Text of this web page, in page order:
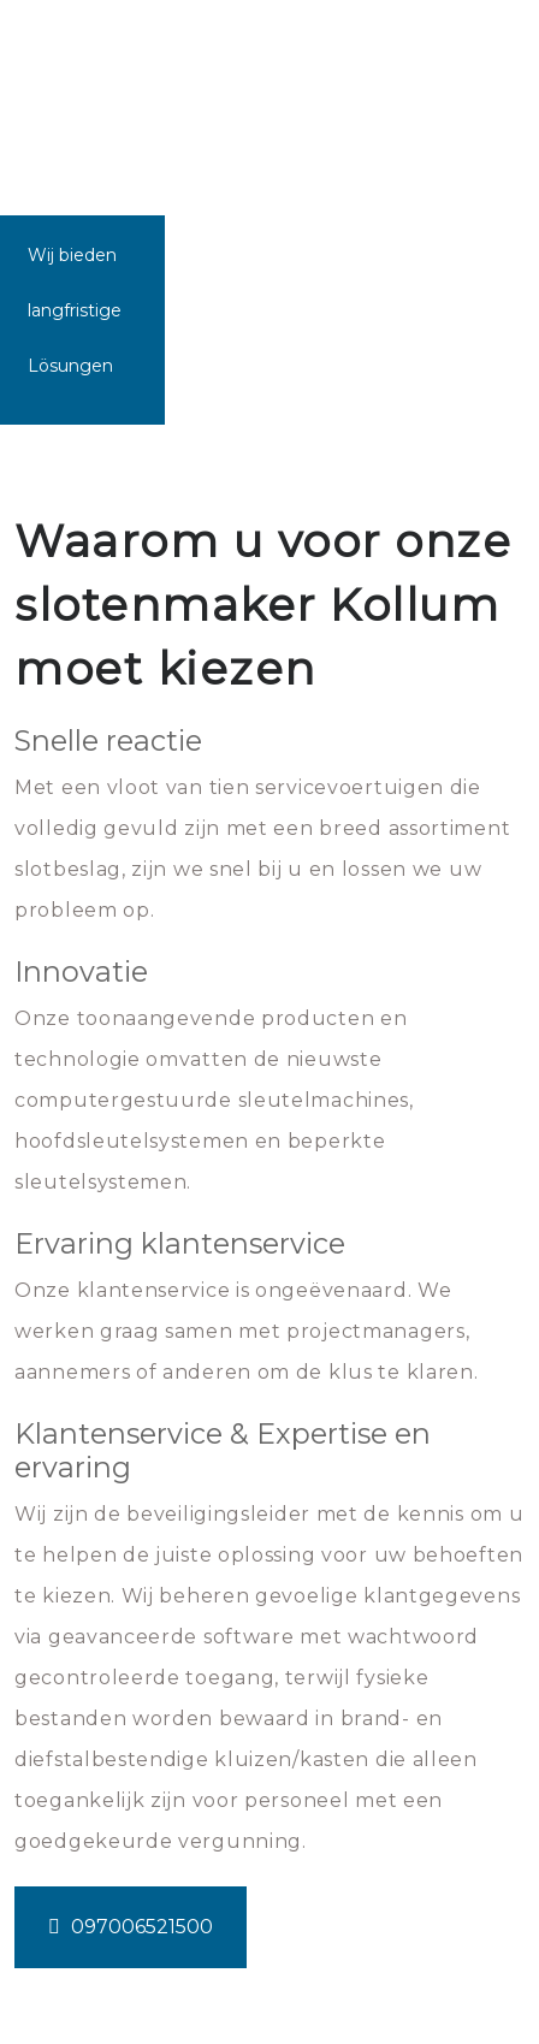
Wij bieden
langfristige
Lösungen
Waarom u voor onze
slotenmaker Kollum
moet kiezen
Snelle reactie
Met een vloot van tien servicevoertuigen die
volledig gevuld zijn met een breed assortiment
slotbeslag, zijn we snel bij u en lossen we uw
probleem op.
Innovatie
Onze toonaangevende producten en
technologie omvatten de nieuwste
computergestuurde sleutelmachines,
hoofdsleutelsystemen en beperkte
sleutelsystemen.
Ervaring klantenservice
Onze klantenservice is ongeëvenaard. We
werken graag samen met projectmanagers,
aannemers of anderen om de klus te klaren.
Klantenservice & Expertise en
ervaring
Wij zijn de beveiligingsleider met de kennis om u
te helpen de juiste oplossing voor uw behoeften
te kiezen. Wij beheren gevoelige klantgegevens
via geavanceerde software met wachtwoord
gecontroleerde toegang, terwijl fysieke
bestanden worden bewaard in brand- en
diefstalbestendige kluizen/kasten die alleen
toegankelijk zijn voor personeel met een
goedgekeurde vergunning.
097006521500